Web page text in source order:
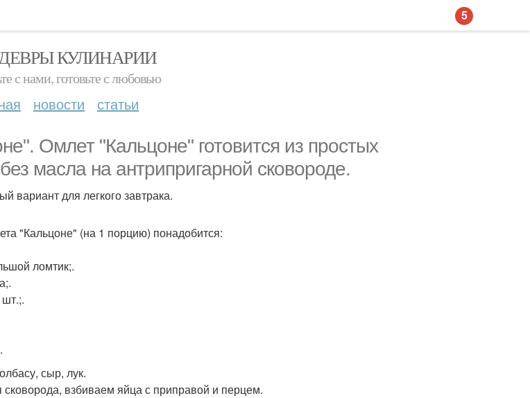
КУЛИНАРИИ
с нами, готовьте с любовью
новости статьи
Омлет "Кальцоне" готовится из простых
масла на антрипригарной сковороде.
вариант для легкого завтрака.
"Кальцоне" (на 1 порцию) понадобится:
ломтик;.
сыр, лук.
сковорода, взбиваем яйца с приправой и перцем.
5